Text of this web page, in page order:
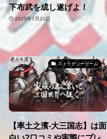
下布武を成し遂げよ！
2025年7月20日
ストラテジーゲーム
【率土之濱-大三国志】は面